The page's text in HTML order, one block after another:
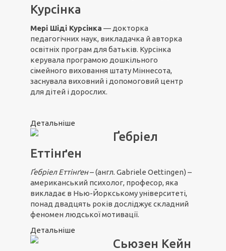
Курсінка
Мері Шіді Курсінка — докторка
педагогічних наук, викладачка й авторка
освітніх програм для батьків. Курсінка
керувала програмою дошкільного
сімейного виховання штату Міннесота,
заснувала виховний і допомоговий центр
для дітей і дорослих.
Детальніше
Ґебріел
Еттінґен
Ґебріел Еттінґен– (англ. Gabriele Oettingen) –
американський психолог, професор, яка
викладає в Нью-Йоркському університеті,
понад двадцять років досліджує складний
феномен людської мотивації.
Детальніше
Сьюзен Кейн